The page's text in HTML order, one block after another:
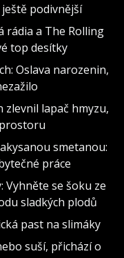
ještě podivnější
rádia a The Rolling
top desítky
Oslava narozenin,
zlevnil lapač hmyzu,
smetanou:
práce
Vyhněte se šoku ze
sladkých plodů
past na slimáky
suší, přichází o